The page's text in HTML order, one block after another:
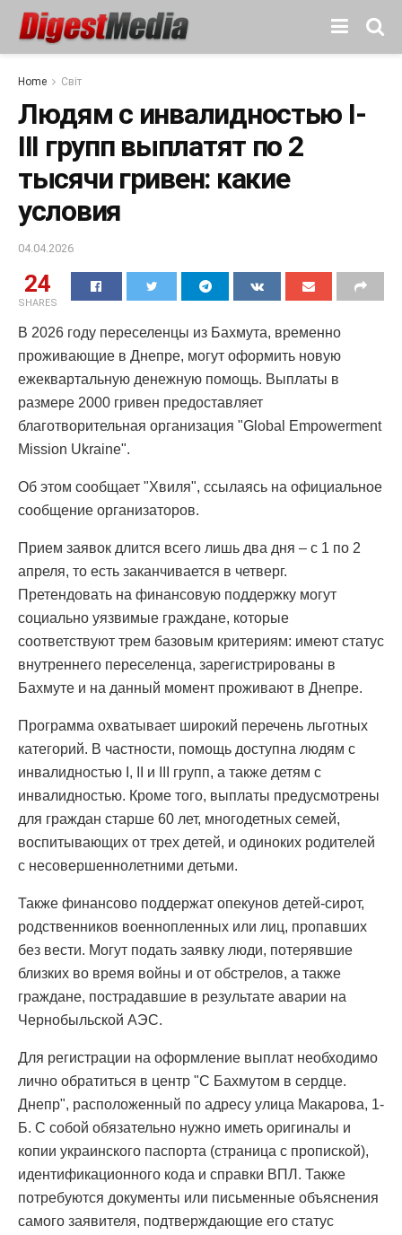
Home Світ
Людям с инвалидностью I-
III групп выплатят по 2
тысячи гривен: какие
условия
04.04.2026
24
SHARES
В 2026 году переселенцы из Бахмута, временно
проживающие в Днепре, могут оформить новую
ежеквартальную денежную помощь. Выплаты в
размере 2000 гривен предоставляет
благотворительная организация "Global Empowerment
Mission Ukraine".
Об этом сообщает "Хвиля", ссылаясь на официальное
сообщение организаторов.
Прием заявок длится всего лишь два дня – с 1 по 2
апреля, то есть заканчивается в четверг.
Претендовать на финансовую поддержку могут
социально уязвимые граждане, которые
соответствуют трем базовым критериям: имеют статус
внутреннего переселенца, зарегистрированы в
Бахмуте и на данный момент проживают в Днепре.
Программа охватывает широкий перечень льготных
категорий. В частности, помощь доступна людям с
инвалидностью I, II и III групп, а также детям с
инвалидностью. Кроме того, выплаты предусмотрены
для граждан старше 60 лет, многодетных семей,
воспитывающих от трех детей, и одиноких родителей
с несовершеннолетними детьми.
Также финансово поддержат опекунов детей-сирот,
родственников военнопленных или лиц, пропавших
без вести. Могут подать заявку люди, потерявшие
близких во время войны и от обстрелов, а также
граждане, пострадавшие в результате аварии на
Чернобыльской АЭС.
Для регистрации на оформление выплат необходимо
лично обратиться в центр "С Бахмутом в сердце.
Днепр", расположенный по адресу улица Макарова, 1-
Б. С собой обязательно нужно иметь оригиналы и
копии украинского паспорта (страница с пропиской),
идентификационного кода и справки ВПЛ. Также
потребуются документы или письменные объяснения
самого заявителя, подтверждающие его статус